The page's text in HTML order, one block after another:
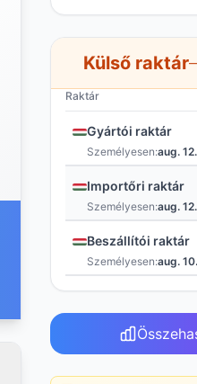
Külső raktár
Raktár
Gyártói raktár
Személyesen:aug.
Importőri raktár
Személyesen:aug.
Beszállítói raktár
Személyesen:aug.